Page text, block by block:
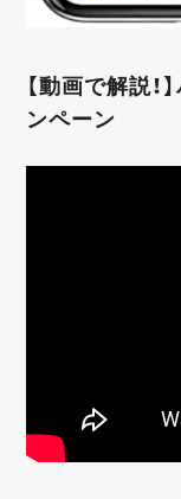
【動画で解説
ンペーン